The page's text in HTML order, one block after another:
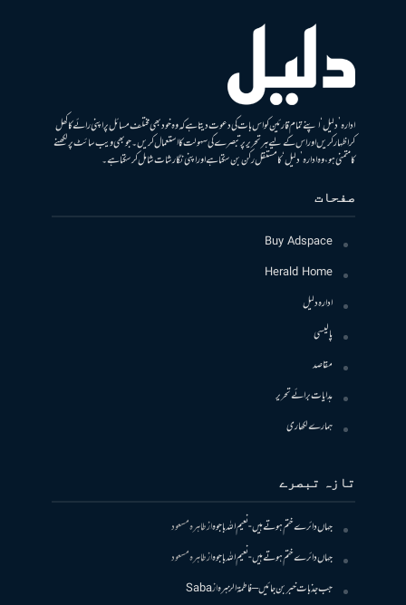
ادارہ ’دلیل‘ اپنے تمام قارئین کو اس بات کی دعوت دیتا ہے کہ وہ خود بھی مختلف مسائل پر اپنی رائے کا کھل
کر اظہار کریں اور اس کے لیے ہر تحریر پر تبصرے کی سہولت کا استعمال کریں۔ جو بھی ویب سائٹ پر لکھنے
کا متمنی ہو، وہ ادارہ ’دلیل‘ کا مستقل رکن بن سکتا ہے اور اپنی نگارشات شامل کرسکتا ہے۔
صفحات
Buy Adspace
Herald Home
ادارہ دلیل
پالیسی
مقاصد
ہدایات برائے تحریر
ہمارے لکھاری
تازہ تبصرے
جہاں دائرے ختم ہوتے ہیں- نعیم اللہ باجوہازطاہرہ مسعود
جہاں دائرے ختم ہوتے ہیں- نعیم اللہ باجوہازطاہرہ مسعود
جب جذبات خبر بن جائیں – فاطمۃالزہرہازSaba